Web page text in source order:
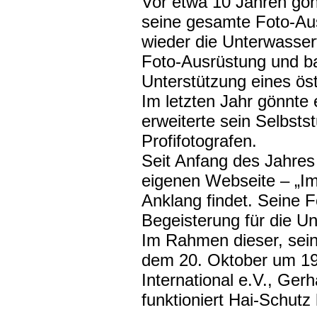
seine gesamte Foto-
wieder die
Foto-Ausrüstung und
Unterstützung eines
Im letzten Jahr gönnte
erweiterte sein
Profifotografen.
Seit Anfang des
eigenen Webseite –
Anklang findet. Seine
Begeisterung für die
Im Rahmen dieser,
dem 20. Oktober um
International e.V.,
funktioniert Hai-Schutz